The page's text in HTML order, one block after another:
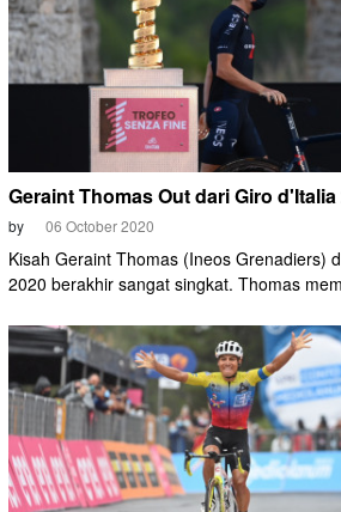
Geraint Thomas Out dari Giro d'Italia
by 06 October 2020
Kisah Geraint Thomas (Ineos Grenadiers)
2020 berakhir sangat singkat. Thomas